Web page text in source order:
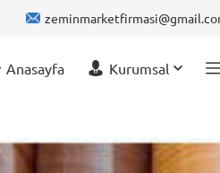
Anasayfa Kurumsal